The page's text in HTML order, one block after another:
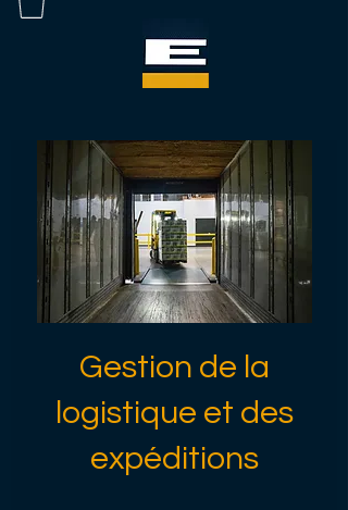
Gestion de la
logistique et des
expéditions